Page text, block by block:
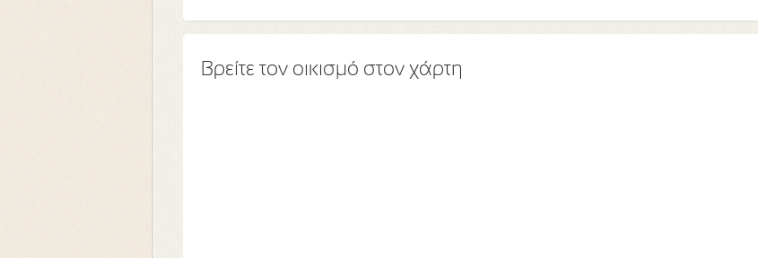
Βρείτε τον οικισμό στον χάρτη